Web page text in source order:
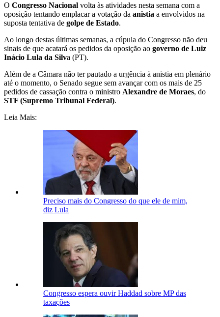
O Congresso Nacional volta às atividades nesta semana com a
oposição tentando emplacar a votação da anistia a envolvidos na
suposta tentativa de golpe de Estado.
Ao longo destas últimas semanas, a cúpula do Congresso não deu
sinais de que acatará os pedidos da oposição ao governo de Luiz
Inácio Lula da Silva (PT).
Além de a Câmara não ter pautado a urgência à anistia em plenário
até o momento, o Senado segue sem avançar com os mais de 25
pedidos de cassação contra o ministro Alexandre de Moraes, do
STF (Supremo Tribunal Federal).
Leia Mais:
Preciso mais do Congresso do que ele de mim,
diz Lula
Congresso espera ouvir Haddad sobre MP das
taxações